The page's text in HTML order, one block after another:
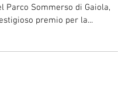
di Gaiola
Gaiola Onlus,
premio per la...